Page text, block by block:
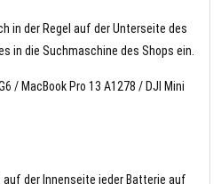
in der Regel auf der Unterseite des
in die Suchmaschine des Shops ein.
/ MacBook Pro 13 A1278 / DJI Mini
der Innenseite jeder Batterie auf